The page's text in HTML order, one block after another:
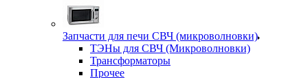
Запчасти для печи СВЧ (микроволновки)
ТЭНы для СВЧ (Микроволновки)
Трансформаторы
Прочее